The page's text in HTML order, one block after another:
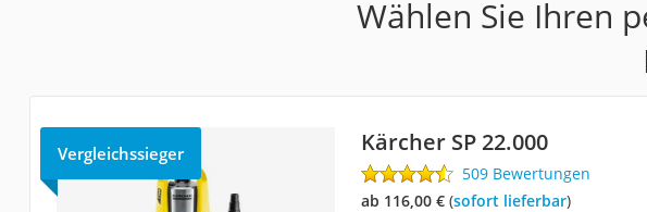
Wählen Sie Ihren
Vergleichssieger Kärcher SP 22.000
509 Bewertungen
ab 116,00 €( Sofort lieferbar)